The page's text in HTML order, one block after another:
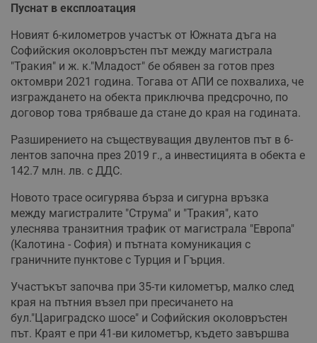
Пуснат в експлоатация
Новият 6-километров участък от Южната дъга на
Софийския околовръстен път между магистрала
"Тракия" и ж. к."Младост" бе обявен за готов през
октомври 2021 година. Тогава от АПИ се похвалиха, че
изграждането на обекта приключва предсрочно, по
договор това трябваше да стане до края на годината.
Разширението на съществуващия двулентов път в 6-
лентов започна през 2019 г., а инвестицията в обекта е
142.7 млн. лв. с ДДС.
Новото трасе осигурява бърза и сигурна връзка
между магистралите "Струма" и "Тракия", като
улеснява транзитния трафик от магистрала "Европа"
(Калотина - София) и пътната комуникация с
граничните пунктове с Турция и Гърция.
Участъкът започва при 35-ти километър, малко след
края на пътния възел при пресичането на
бул."Цариградско шосе" и Софийския околовръстен
път. Краят е при 41-ви километър, където завършва